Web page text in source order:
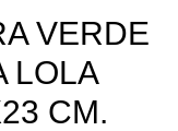
VERDE
LOLA
CM.